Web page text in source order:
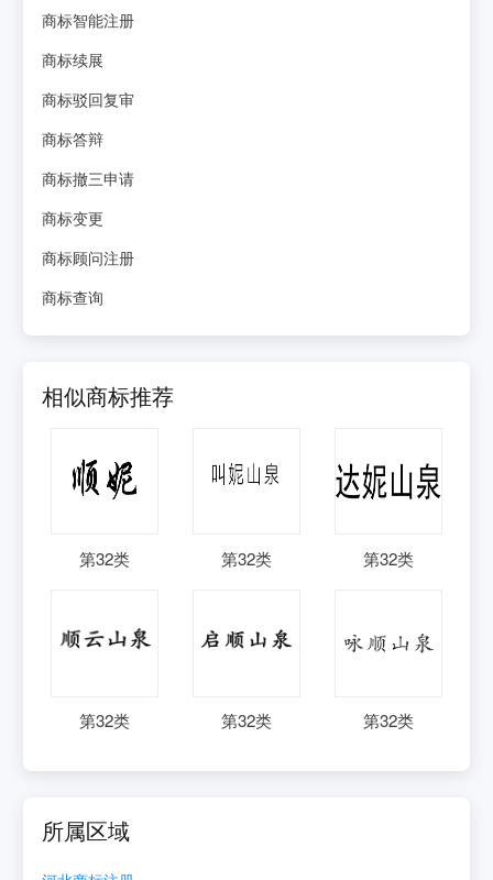
商标智能注册
商标续展
商标驳回复审
商标答辩
商标撤三申请
商标变更
商标顾问注册
商标查询
相似商标推荐
第32类 第32类 第32类
第32类 第32类 第32类
所属区域